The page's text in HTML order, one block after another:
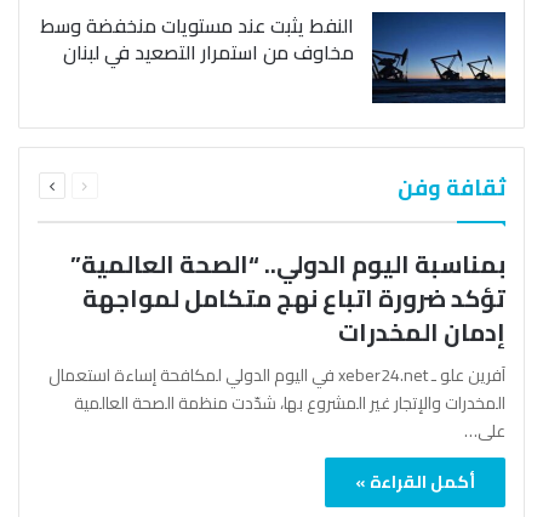
النفط يثبت عند مستويات منخفضة وسط
مخاوف من استمرار التصعيد في لبنان
ثقافة وفن الصفحةالصفحة
بمناسبة اليوم الدولي.. “الصحة العالمية”
تؤكد ضرورة اتباع نهج متكامل لمواجهة
إدمان المخدرات
آفرين علو ـ xeber24.net في اليوم الدولي لمكافحة إساءة استعمال
المخدرات والإتجار غير المشروع بها، شدّدت منظمة الصحة العالمية
على…
أكمل القراءة »